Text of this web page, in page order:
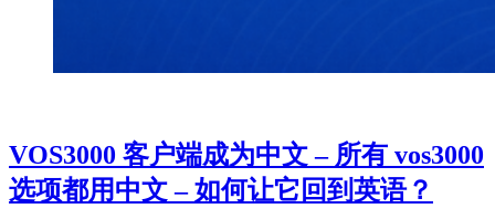
VOS3000 客户端成为中文 – 所有 vos3000
选项都用中文 – 如何让它回到英语？